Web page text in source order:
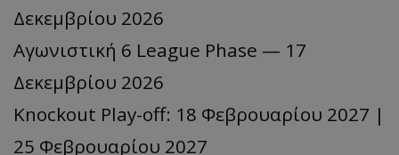
Δεκεμβρίου 2026
Αγωνιστική 6 League Phase — 17
Δεκεμβρίου 2026
Knockout Play-off: 18 Φεβρουαρίου 2027 |
25 Φεβρουαρίου 2027